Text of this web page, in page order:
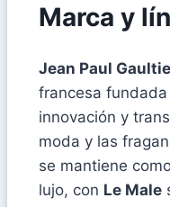
Marca y
Jean Paul
francesa
innovación y
moda y las
se mantiene
lujo, con Le Male